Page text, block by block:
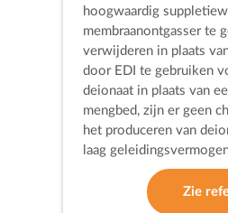
hoogwaardig
membraanontgasser te
verwijderen in plaats
door EDI te gebruiken
deionaat in plaats van
mengbed, zijn er geen
het produceren van
laag
Zie